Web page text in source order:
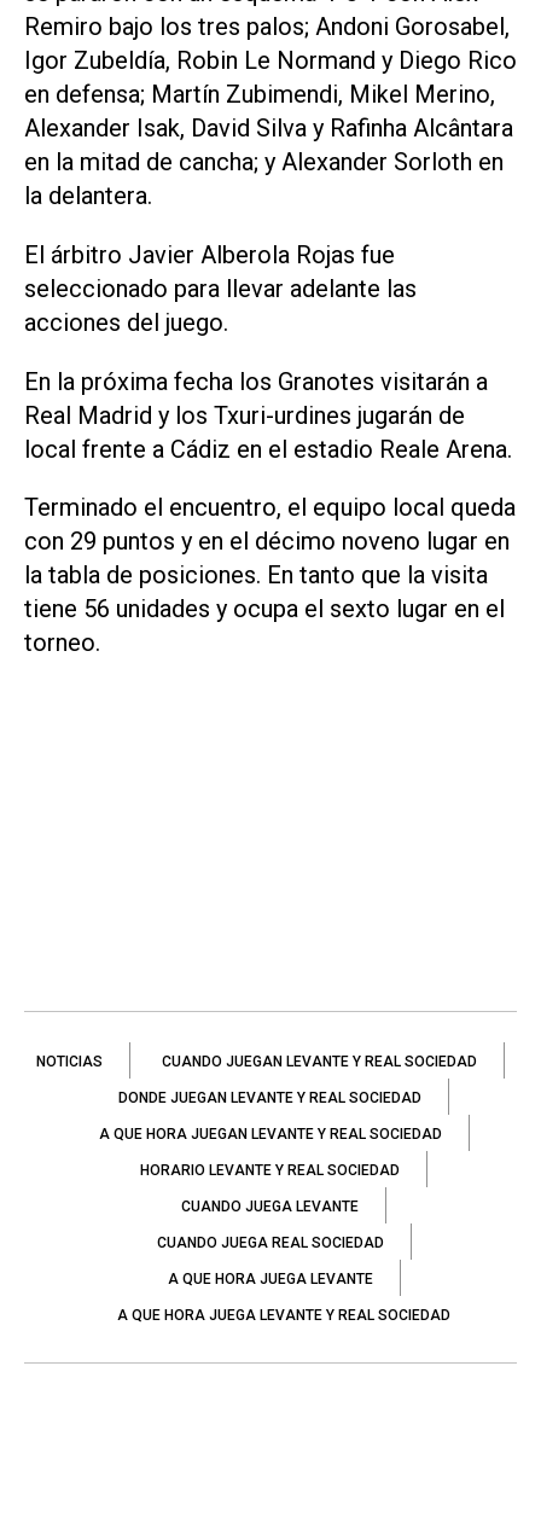
Remiro bajo los tres palos; Andoni Gorosabel,
Igor Zubeldía, Robin Le Normand y Diego Rico
en defensa; Martín Zubimendi, Mikel Merino,
Alexander Isak, David Silva y Rafinha Alcântara
en la mitad de cancha; y Alexander Sorloth en
la delantera.
El árbitro Javier Alberola Rojas fue
seleccionado para llevar adelante las
acciones del juego.
En la próxima fecha los Granotes visitarán a
Real Madrid y los Txuri-urdines jugarán de
local frente a Cádiz en el estadio Reale Arena.
Terminado el encuentro, el equipo local queda
con 29 puntos y en el décimo noveno lugar en
la tabla de posiciones. En tanto que la visita
tiene 56 unidades y ocupa el sexto lugar en el
torneo.
NOTICIAS CUANDO JUEGAN LEVANTE Y REAL SOCIEDAD
DONDE JUEGAN LEVANTE Y REAL SOCIEDAD
A QUE HORA JUEGAN LEVANTE Y REAL SOCIEDAD
HORARIO LEVANTE Y REAL SOCIEDAD
CUANDO JUEGA LEVANTE
CUANDO JUEGA REAL SOCIEDAD
A QUE HORA JUEGA LEVANTE
A QUE HORA JUEGA LEVANTE Y REAL SOCIEDAD